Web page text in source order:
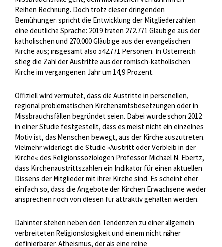
Reihen Rechnung. Doch trotz dieser dringenden
Bemühungen spricht die Entwicklung der Mitgliederzahlen
eine deutliche Sprache: 2019 traten 272.771 Gläubige aus der
katholischen und 270.000 Gläubige aus der evangelischen
Kirche aus; insgesamt also 542.771 Personen. In Österreich
stieg die Zahl der Austritte aus der römisch-katholischen
Kirche im vergangenen Jahr um 14,9 Prozent.
Offiziell wird vermutet, dass die Austritte in personellen,
regional problematischen Kirchenamtsbesetzungen oder in
Missbrauchsfällen begründet seien. Dabei wurde schon 2012
in einer Studie festgestellt, dass es meist nicht ein einzelnes
Motiv ist, das Menschen bewegt, aus der Kirche auszutreten.
Vielmehr widerlegt die Studie »Austritt oder Verbleib in der
Kirche« des Religionssoziologen Professor Michael N. Ebertz,
dass Kirchenaustrittszahlen ein Indikator für einen aktuellen
Dissens der Mitglieder mit ihrer Kirche sind. Es scheint eher
einfach so, dass die Angebote der Kirchen Erwachsene weder
ansprechen noch von diesen für attraktiv gehalten werden.
Dahinter stehen neben den Tendenzen zu einer allgemein
verbreiteten Religionslosigkeit und einem nicht näher
definierbaren Atheismus, der als eine reine